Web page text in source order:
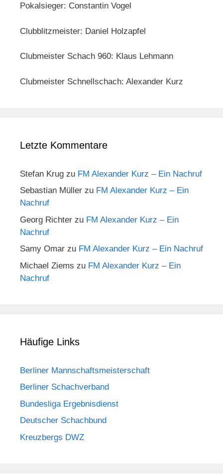
Pokalsieger: Constantin Vogel
Clubblitzmeister: Daniel Holzapfel
Clubmeister Schach 960: Klaus Lehmann
Clubmeister Schnellschach: Alexander Kurz
Letzte Kommentare
Stefan Krug zu FM Alexander Kurz – Ein Nachruf
Sebastian Müller zu FM Alexander Kurz – Ein
Nachruf
Georg Richter zu FM Alexander Kurz – Ein
Nachruf
Samy Omar zu FM Alexander Kurz – Ein Nachruf
Michael Ziems zu FM Alexander Kurz – Ein
Nachruf
Häufige Links
Berliner Mannschaftsmeisterschaft
Berliner Schachverband
Bundesliga Ergebnisdienst
Deutscher Schachbund
Kreuzbergs DWZ